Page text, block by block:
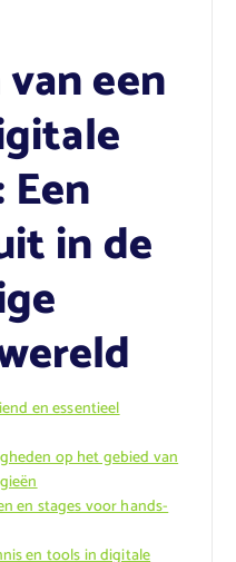
een
in de
en essentieel
op het gebied van
en stages voor hands-
en tools in digitale